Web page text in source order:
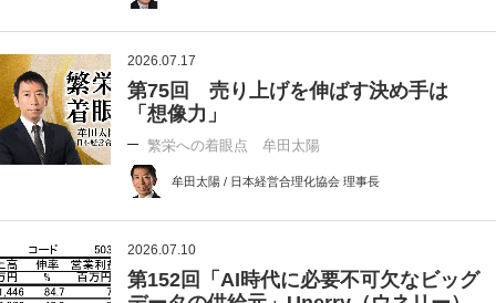
2026.07.17
第75回 売り上げを伸ばす決め手は
「想像力」
繁栄への着眼点 牟田太陽
牟田太陽 / 日本経営合理化協会 理事長
2026.07.10
第152回「AI時代に必要不可欠なビッグ